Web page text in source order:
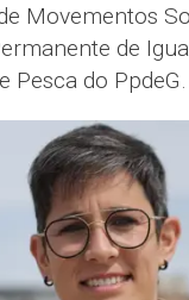
Movementos
de
Pesca do PpdeG.